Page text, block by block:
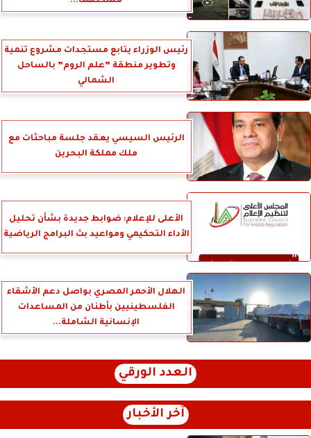
رئيس الوزراء يتابع مستجدات مشروع تنمية
وتطوير منطقة ”علم الروم” بالساحل
الشمالي
الرئيس السيسي يعقد جلسة مباحثات مع
ملك مملكة البحرين
الأعلى للإعلام: ضوابط جديدة بشأن تحليل
الأداء التحكيمي ومواعيد بث البرامج الرياضية
الهلال الأحمر المصري بواصل دعم الأشقاء
الفلسطينيين بأطنان من المساعدات
الإنسانية الشاملة...
العدد الورقي
آخر الأخبار